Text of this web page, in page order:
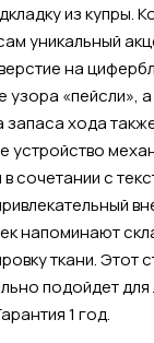
из купры.
уникальный
на
узора «пейсли»,
запаса хода
устройство
сочетании с
напоминают
ткани. Этот
подойдет
1 год.